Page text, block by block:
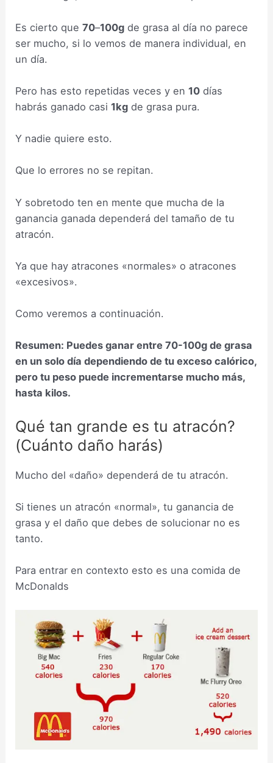
Es cierto que70–100g de grasa al día no parece
ser mucho, si lo vemos de manera individual, en
un día.
Pero has esto repetidas veces y en10 días
habrás ganado casi1kg de grasa pura.
Y nadie quiere esto.
Que lo errores no se repitan.
Y sobretodo ten en mente que mucha de la
ganancia ganada dependerá del tamaño de tu
atracón.
Ya que hay atracones «normales» o atracones
«excesivos».
Como veremos a continuación.
Resumen: Puedes ganar entre 70-100g de grasa
en un solo día dependiendo de tu exceso calórico,
pero tu peso puede incrementarse mucho más,
hasta kilos.
Qué tan grande es tu atracón?
(Cuánto daño harás)
Mucho del «daño» dependerá de tu atracón.
Si tienes un atracón «normal», tu ganancia de
grasa y el daño que debes de solucionar no es
tanto.
Para entrar en contexto esto es una comida de
McDonalds